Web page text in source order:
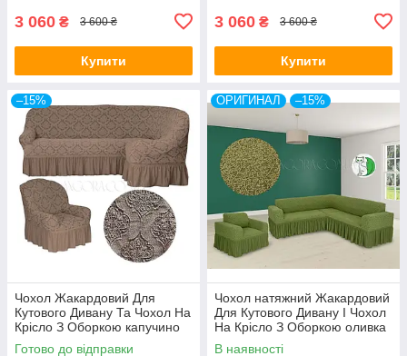
3 060 ₴ 3 600 ₴
Купити
3 060 ₴ 3 600 ₴
Купити
–15%
Чохол Жакардовий Для
Кутового Дивану Та Чохол На
Крісло З Оборкою капучино
NT
Готово до відправки
ОРИГИНАЛ –15%
Чохол натяжний Жакардовий
Для Кутового Дивану І Чохол
На Крісло З Оборкою оливка
Venera
В наявності